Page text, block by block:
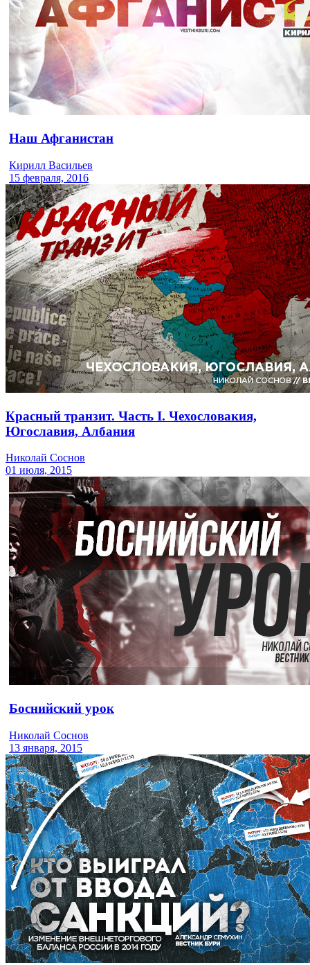
Наш Афганистан
Кирилл Васильев
15 февраля, 2016
Красный транзит. Часть I. Чехословакия,
Югославия, Албания
Николай Соснов
01 июля, 2015
Боснийский урок
Николай Соснов
13 января, 2015